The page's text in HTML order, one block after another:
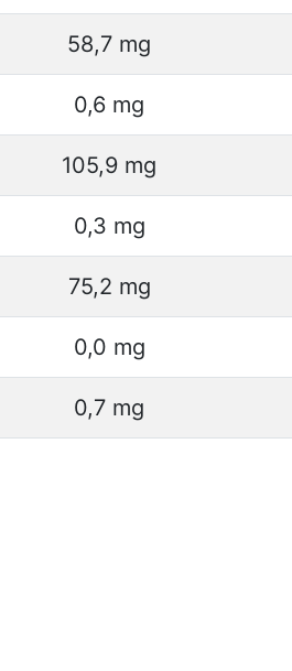
58,7 mg
0,6 mg
105,9 mg
0,3 mg
75,2 mg
0,0 mg
0,7 mg